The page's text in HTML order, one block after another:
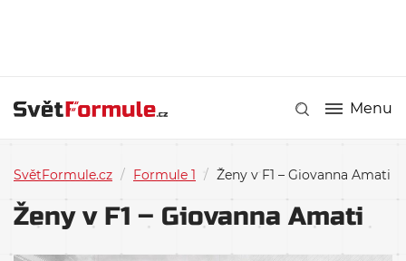
Menu
SvětFormule.cz / Formule 1 / Ženy v F1 – Giovanna Amati
Ženy v F1 – Giovanna Amati